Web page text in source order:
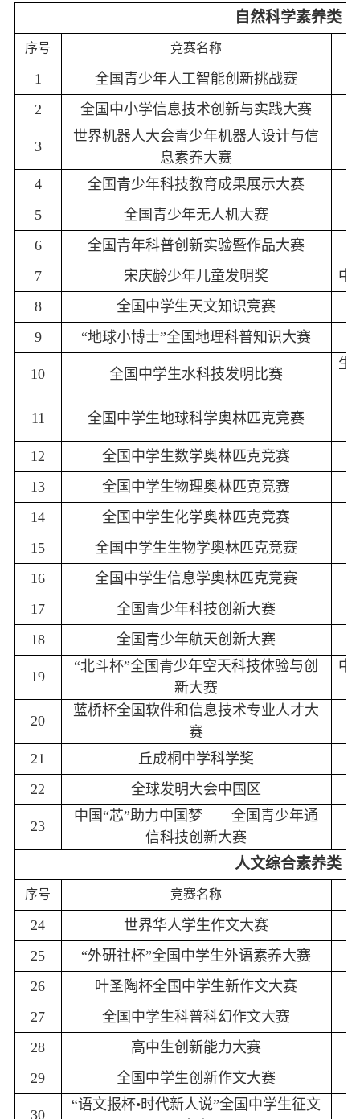
自然科学素养类
序号 竞赛名称
1 全国青少年人工智能创新挑战赛
2
全国中小学信息技术创新与实践大赛
3
世界机器人大会青少年机器人设计与信
息素养大赛
4
全国青少年科技教育成果展示大赛
5
全国青少年无人机大赛
6
全国青年科普创新实验暨作品大赛
7
宋庆龄少年儿童发明奖
中
8
全国中学生天文知识竞赛
9
“地球小博士”全国地理科普知识大赛
10 全国中学生水科技发明比赛
生
11 全国中学生地球科学奥林匹克竞赛
12
全国中学生数学奥林匹克竞赛
13
全国中学生物理奥林匹克竞赛
14
全国中学生化学奥林匹克竞赛
15
全国中学生生物学奥林匹克竞赛
16
全国中学生信息学奥林匹克竞赛
17
全国青少年科技创新大赛
18
全国青少年航天创新大赛
19
“北斗杯”全国青少年空天科技体验与创
新大赛
中
20
蓝桥杯全国软件和信息技术专业人才大
赛
21
丘成桐中学科学奖
22
全球发明大会中国区
23
中国“芯”助力中国梦——全国青少年通
信科技创新大赛
人文综合素养类
序号 竞赛名称
24
世界华人学生作文大赛
25
“外研社杯”全国中学生外语素养大赛
26
叶圣陶杯全国中学生新作文大赛
27
全国中学生科普科幻作文大赛
28
高中生创新能力大赛
29
全国中学生创新作文大赛
30
“语文报杯•时代新人说”全国中学生征文